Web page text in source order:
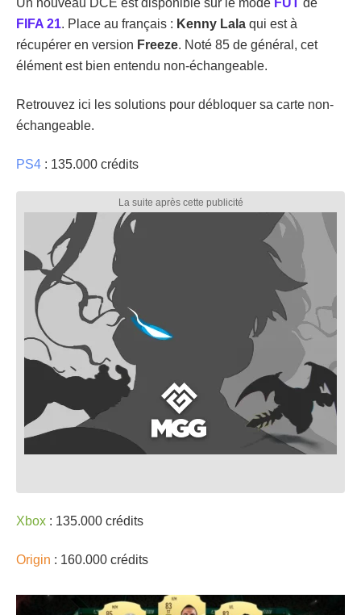
FIFA 21. Place au français : Kenny Lala qui est à
récupérer en version Freeze. Noté 85 de général, cet
élément est bien entendu non-échangeable.
Retrouvez ici les solutions pour débloquer sa carte non-
échangeable.
PS4 : 135.000 crédits
Xbox : 135.000 crédits
Origin : 160.000 crédits